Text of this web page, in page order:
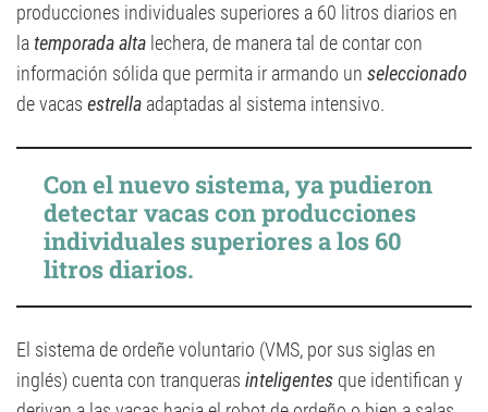
producciones individuales superiores a 60 litros diarios en
latemporada alta lechera, de manera tal de contar con
información sólida que permita ir armando un seleccionado
de vacas estrella adaptadas al sistema intensivo.
Con el nuevo sistema, ya pudieron
detectar vacas con producciones
individuales superiores a los 60
litros diarios.
El sistema de ordeñe voluntario (VMS, por sus siglas en
inglés) cuenta con tranqueras inteligentes que identifican y